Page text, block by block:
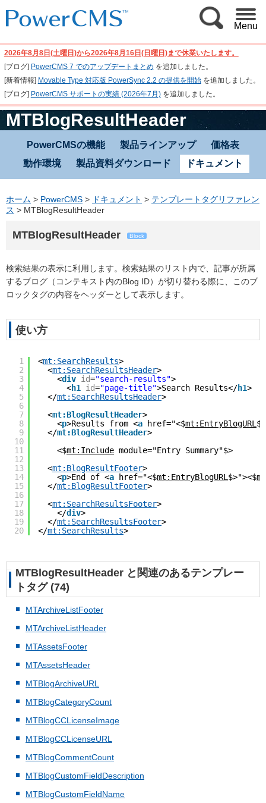
Menu
2026年8月8日(土曜日)から2026年8月16日(日曜日)まで休業いたします。
[ブログ] PowerCMS 7 でのアップデートまとめ を追加しました。
[新着情報] Movable Type 対応版 PowerSync 2.2 の提供を開始を追加しました。
[ブログ] PowerCMS サポートの実績 (2026年7月)を追加しました。
MTBlogResultHeader
PowerCMSの機能 製品ラインアップ
価格表
動作環境
製品資料ダウンロード ドキュメント
ホーム > PowerCMS > ドキュメント > テンプレートタグリファレン
ス > MTBlogResultHeader
MTBlogResultHeader Block
検索結果の表示に利用します。検索結果のリスト内で、記事が所属
するブログ（コンテキスト内のBlog ID）が切り替わる際に、このブ
ロックタグの内容をヘッダーとして表示します。
使い方
1
2
3
4
5
6
7
8
9
10
11
12
13
14
15
16
17
18
19
20
<mt:SearchResults>
<mt:SearchResultsHeader>
<div id="search-results">
<h1 id="page-title">Search Results</h1>
</mt:SearchResultsHeader>
<mt:BlogResultHeader>
<p>Results from <a href="<$mt:EntryBlogURL
</mt:BlogResultHeader>
<$mt:Include module="Entry Summary"$>
<mt:BlogResultFooter>
<p>End of <a href="<$mt:EntryBlogURL $>"><$
</mt:BlogResultFooter>
<mt:SearchResultsFooter>
</div>
</mt:SearchResultsFooter>
</mt:SearchResults>
MTBlogResultHeader と関連のあるテンプレー
トタグ (74)
MTArchiveListFooter
MTArchiveListHeader
MTAssetsFooter
MTAssetsHeader
MTBlogArchiveURL
MTBlogCategoryCount
MTBlogCCLicenseImage
MTBlogCCLicenseURL
MTBlogCommentCount
MTBlogCustomFieldDescription
MTBlogCustomFieldName